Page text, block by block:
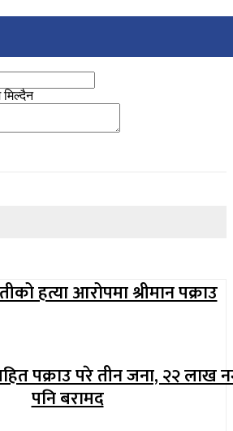
मिल्दैन
हत्या आरोपमा श्रीमान पक्राउ
पक्राउ परे तीन जना, २२ लाख
पनि बरामद